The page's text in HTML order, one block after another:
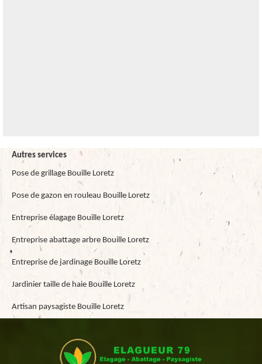
Autres services
Pose de grillage Bouille Loretz
Pose de gazon en rouleau Bouille Loretz
Entreprise élagage Bouille Loretz
Entreprise abattage arbre Bouille Loretz
Entreprise de jardinage Bouille Loretz
Jardinier taille de haie Bouille Loretz
Artisan paysagiste Bouille Loretz